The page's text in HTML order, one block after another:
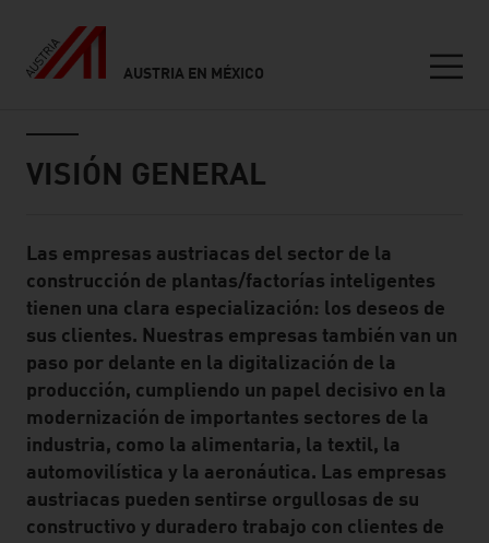
AUSTRIA EN MÉXICO
VISIÓN GENERAL
Standard Content Module
Las empresas austriacas del sector de la
construcción de plantas/factorías inteligentes
tienen una clara especialización: los deseos de
sus clientes. Nuestras empresas también van un
paso por delante en la digitalización de la
producción, cumpliendo un papel decisivo en la
modernización de importantes sectores de la
industria, como la alimentaria, la textil, la
automovilística y la aeronáutica. Las empresas
austriacas pueden sentirse orgullosas de su
constructivo y duradero trabajo con clientes de